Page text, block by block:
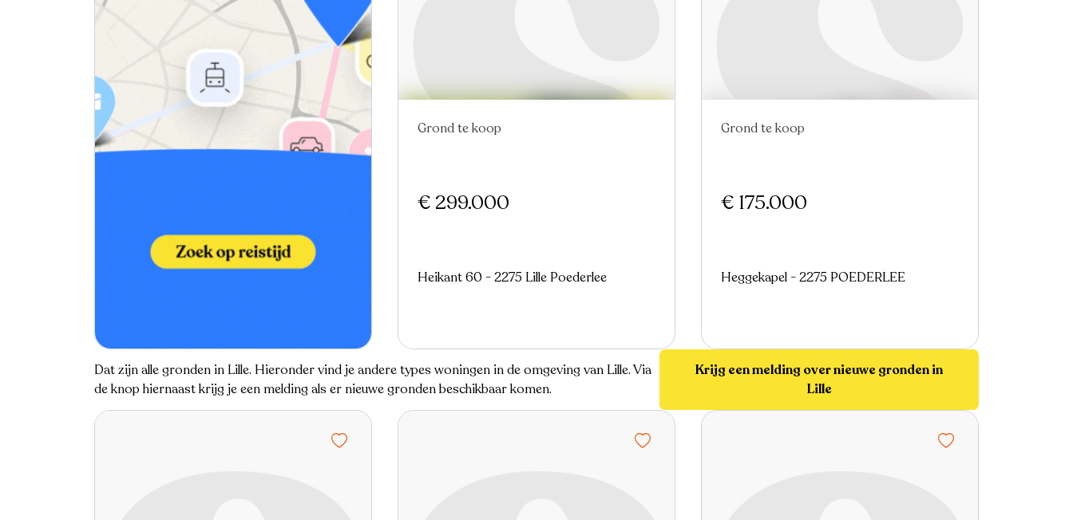
Grond te koop
€ 299.000
Heikant 60 - 2275 Lille Poederlee
Grond te koop
€ 175.000
Heggekapel - 2275 POEDERLEE
Dat zijn alle gronden in Lille. Hieronder vind je andere types woningen in de omgeving van Lille. Via
de knop hiernaast krijg je een melding als er nieuwe gronden beschikbaar komen.
Krijg een melding over nieuwe gronden in
Lille